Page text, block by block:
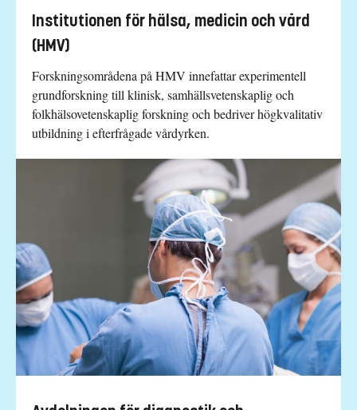
Institutionen för hälsa, medicin och vård
(HMV)
Forskningsområdena på HMV innefattar experimentell
grundforskning till klinisk, samhällsvetenskaplig och
folkhälsovetenskaplig forskning och bedriver högkvalitativ
utbildning i efterfrågade vårdyrken.